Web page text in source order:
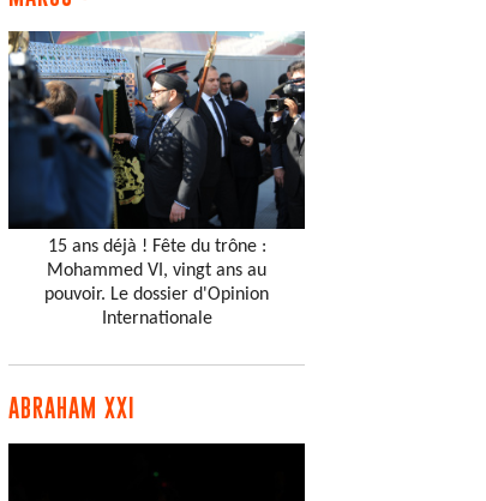
15 ans déjà ! Fête du trône :
Mohammed VI, vingt ans au
pouvoir. Le dossier d'Opinion
Internationale
ABRAHAM XXI